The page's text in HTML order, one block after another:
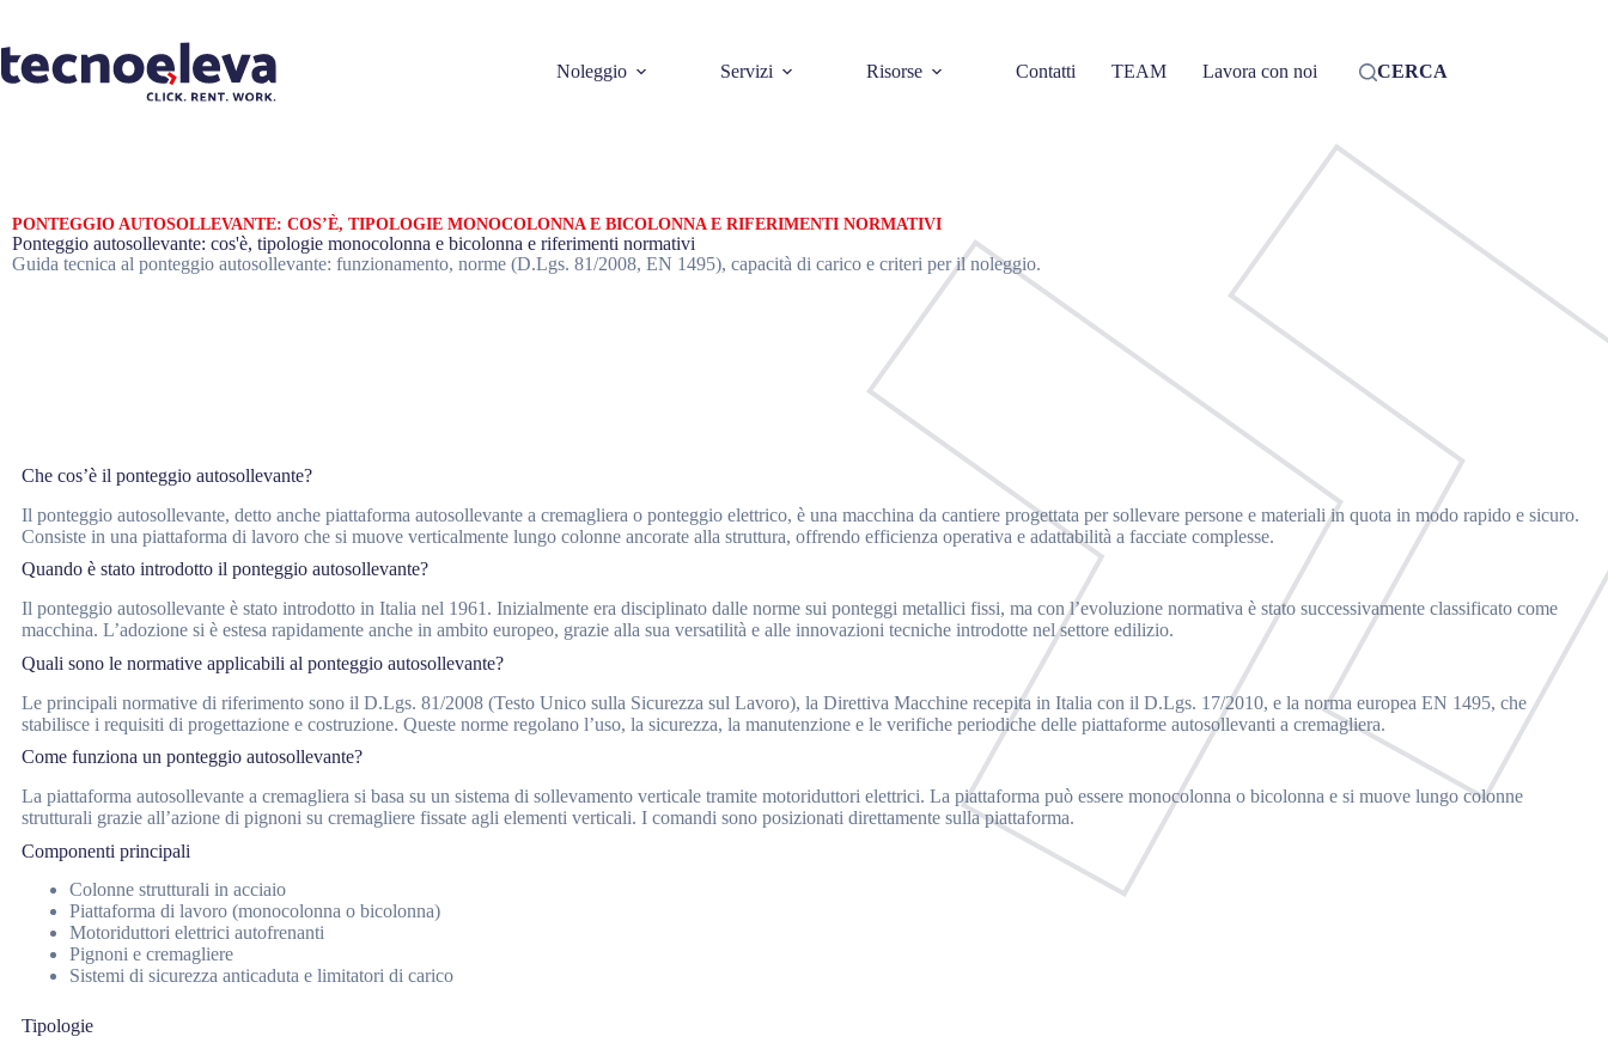
Noleggio Servizi Risorse Contatti TEAM Lavora con noi CERCA
PONTEGGIO AUTOSOLLEVANTE: COS’È, TIPOLOGIE MONOCOLONNA E BICOLONNA E RIFERIMENTI NORMATIVI
Ponteggio autosollevante: cos'è, tipologie monocolonna e bicolonna e riferimenti normativi
Guida tecnica al ponteggio autosollevante: funzionamento, norme (D.Lgs. 81/2008, EN 1495), capacità di carico e criteri per il noleggio.
Che cos’è il ponteggio autosollevante?
Il ponteggio autosollevante, detto anche piattaforma autosollevante a cremagliera o ponteggio elettrico, è una macchina da cantiere progettata per sollevare persone e materiali in quota in modo rapido e sicuro.
Consiste in una piattaforma di lavoro che si muove verticalmente lungo colonne ancorate alla struttura, offrendo efficienza operativa e adattabilità a facciate complesse.
Quando è stato introdotto il ponteggio autosollevante?
Il ponteggio autosollevante è stato introdotto in Italia nel 1961. Inizialmente era disciplinato dalle norme sui ponteggi metallici fissi, ma con l’evoluzione normativa è stato successivamente classificato come
macchina. L’adozione si è estesa rapidamente anche in ambito europeo, grazie alla sua versatilità e alle innovazioni tecniche introdotte nel settore edilizio.
Quali sono le normative applicabili al ponteggio autosollevante?
Le principali normative di riferimento sono il D.Lgs. 81/2008 (Testo Unico sulla Sicurezza sul Lavoro), la Direttiva Macchine recepita in Italia con il D.Lgs. 17/2010, e la norma europea EN 1495, che
stabilisce i requisiti di progettazione e costruzione. Queste norme regolano l’uso, la sicurezza, la manutenzione e le verifiche periodiche delle piattaforme autosollevanti a cremagliera.
Come funziona un ponteggio autosollevante?
La piattaforma autosollevante a cremagliera si basa su un sistema di sollevamento verticale tramite motoriduttori elettrici. La piattaforma può essere monocolonna o bicolonna e si muove lungo colonne
strutturali grazie all’azione di pignoni su cremagliere fissate agli elementi verticali. I comandi sono posizionati direttamente sulla piattaforma.
Componenti principali
Colonne strutturali in acciaio
Piattaforma di lavoro (monocolonna o bicolonna)
Motoriduttori elettrici autofrenanti
Pignoni e cremagliere
Sistemi di sicurezza anticaduta e limitatori di carico
Tipologie